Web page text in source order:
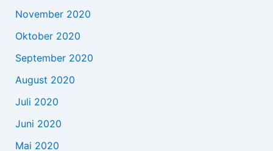
November 2020
Oktober 2020
September 2020
August 2020
Juli 2020
Juni 2020
Mai 2020